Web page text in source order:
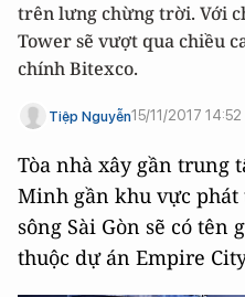
trên lưng chừng trời. Với
Tower sẽ vượt qua chiều
chính Bitexco.
Tiệp Nguyễn15/11/2017 14:52
Tòa nhà xây gần trung
Minh gần khu vực
sông Sài Gòn sẽ có tên
thuộc dự án Empire